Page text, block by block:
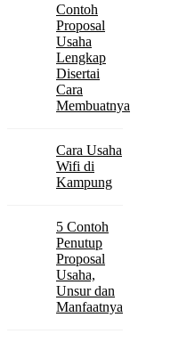
Contoh
Proposal
Usaha
Lengkap
Disertai
Cara
Membuatnya
Cara Usaha
Wifi di
Kampung
5 Contoh
Penutup
Proposal
Usaha,
Unsur dan
Manfaatnya